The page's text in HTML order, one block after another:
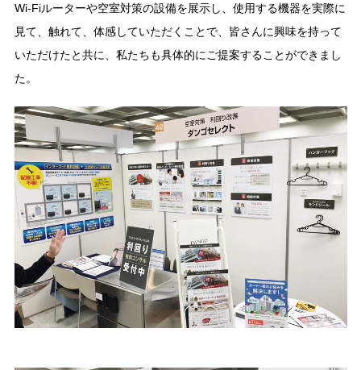
Wi-Fiルーターや空室対策の設備を展示し、使用する機器を実際に
見て、触れて、体感していただくことで、皆さんに興味を持って
いただけたと共に、私たちも具体的にご提案することができまし
た。